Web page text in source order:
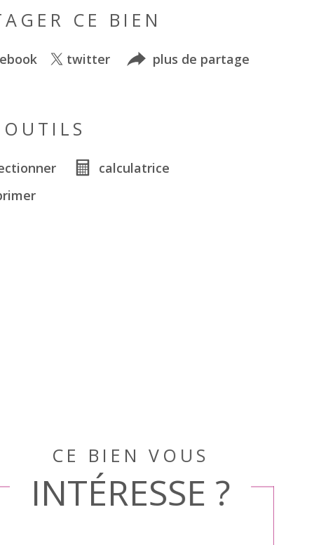
CE BIEN
twitter plus de partage
calculatrice
CE BIEN VOUS
INTÉRESSE ?